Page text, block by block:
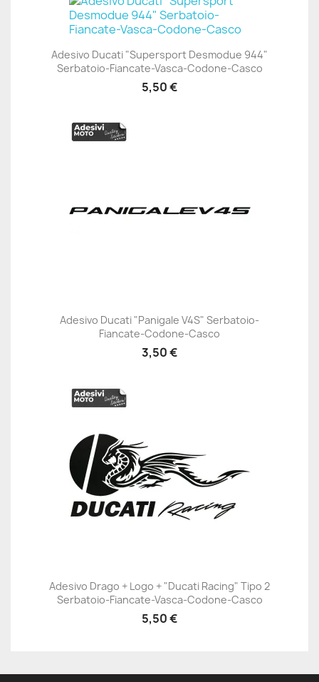
Adesivo Ducati "Supersport Desmodue 944"
Serbatoio-Fiancate-Vasca-Codone-Casco
5,50 €
Adesivo Ducati "Panigale V4S" Serbatoio-
Fiancate-Codone-Casco
3,50 €
Adesivo Drago + Logo + "Ducati Racing" Tipo 2
Serbatoio-Fiancate-Vasca-Codone-Casco
5,50 €